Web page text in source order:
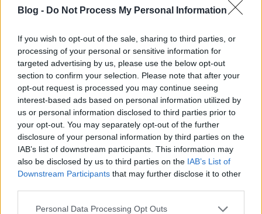
Blog - Do Not Process My Personal Information
If you wish to opt-out of the sale, sharing to third parties, or
processing of your personal or sensitive information for
targeted advertising by us, please use the below opt-out
section to confirm your selection. Please note that after your
opt-out request is processed you may continue seeing
interest-based ads based on personal information utilized by
us or personal information disclosed to third parties prior to
your opt-out. You may separately opt-out of the further
disclosure of your personal information by third parties on the
IAB’s list of downstream participants. This information may
also be disclosed by us to third parties on the IAB’s List of
Downstream Participants that may further disclose it to other
Please note that this website/app uses one or more Google
Personal Data Processing Opt Outs
srecorder• 2025. szeptember 27.
Segíts, hogy a biciklidob és a teknóteknő tovább
szóljon!